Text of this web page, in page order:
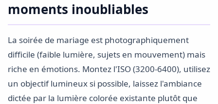
moments inoubliables
La soirée de mariage est photographiquement
difficile (faible lumière, sujets en mouvement) mais
riche en émotions. Montez l'ISO (3200-6400), utilisez
un objectif lumineux si possible, laissez l'ambiance
dictée par la lumière colorée existante plutôt que